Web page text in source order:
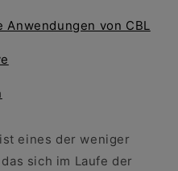
von CBL
eines der weniger
sich im Laufe der